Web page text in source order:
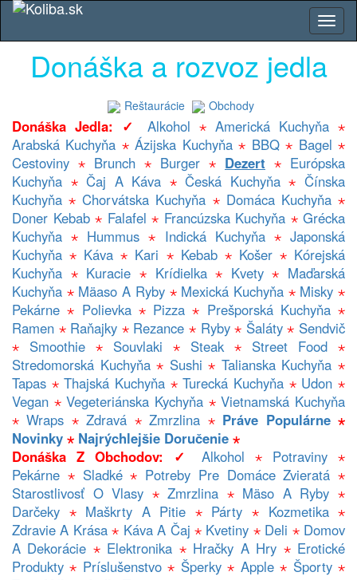
Donáška a rozvoz jedla
Reštaurácie Obchody
Donáška Jedla: ✓ Alkohol ⋆ Americká Kuchyňa⋆
Arabská Kuchyňa ⋆Ázijska Kuchyňa⋆ BBQ⋆ Bagel ⋆
Cestoviny ⋆ Brunch ⋆ Burger ⋆ Dezert ⋆ Európska
Kuchyňa ⋆Čaj A Káva ⋆Česká Kuchyňa⋆Čínska
Kuchyňa ⋆Chorvátska Kuchyňa ⋆ Domáca Kuchyňa⋆
Doner Kebab⋆ Falafel ⋆ Francúzska Kuchyňa ⋆ Grécka
Kuchyňa ⋆ Hummus ⋆ Indická Kuchyňa⋆Japonská
Kuchyňa ⋆ Káva ⋆ Kari ⋆ Kebab⋆ Košer⋆ Kórejská
Kuchyňa ⋆ Kuracie ⋆ Krídielka⋆ Kvety⋆ Maďarská
Kuchyňa ⋆ Mäaso A Ryby⋆ Mexická Kuchyňa⋆ Misky ⋆
Pekárne ⋆ Polievka⋆ Pizza ⋆ Prešporská Kuchyňa⋆
Ramen ⋆ Raňajky ⋆ Rezance ⋆ Ryby⋆ Šaláty⋆ Sendvič
⋆ Smoothie ⋆ Souvlaki ⋆ Steak⋆ Street Food ⋆
Stredomorská Kuchyňa⋆ Sushi ⋆ Talianska Kuchyňa ⋆
Tapas ⋆Thajská Kuchyňa ⋆Turecká Kuchyňa ⋆ Udon ⋆
Vegan ⋆Vegeteriánska Kychyňa ⋆Vietnamská Kuchyňa
⋆Wraps ⋆Zdravá ⋆Zmrzlina ⋆ Práve Populárne⋆
Novinky ⋆ Najrýchlejšie Doručenie ⋆
Donáška Z Obchodov: ✓ Alkohol ⋆ Potraviny ⋆
Pekárne ⋆ Sladké⋆ Potreby Pre Domáce Zvieratá ⋆
Starostlivosť O Vlasy ⋆Zmrzlina ⋆ Mäso A Ryby ⋆
Darčeky ⋆ Maškrty A Pitie ⋆ Párty ⋆ Kozmetika⋆
Zdravie A Krása⋆ Káva A Čaj ⋆ Kvetiny ⋆ Deli ⋆ Domov
A Dekorácie ⋆ Elektronika ⋆ Hračky A Hry ⋆ Erotické
Produkty ⋆ Príslušenstvo⋆ Šperky⋆ Apple⋆ Športy⋆